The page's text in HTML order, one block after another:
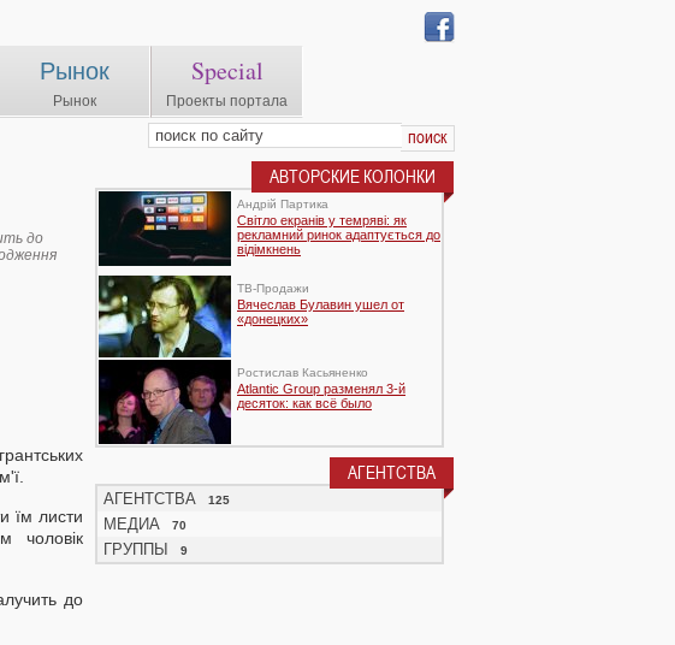
Рынок
Рынок
Special
Проекты портала
до
їм листи
чоловік
до
АВТОРСКИЕ КОЛОНКИ
Андрій Партика
Світло екранів у темряві: як
рекламний ринок адаптується до
відімкнень
TВ-Продажи
Вячеслав Булавин ушел от
«донецких»
Ростислав Касьяненко
Atlantic Group разменял 3-й
десяток: как всё было
АГЕНТСТВА
АГЕНТСТВА 125
МЕДИА 70
ГРУППЫ 9